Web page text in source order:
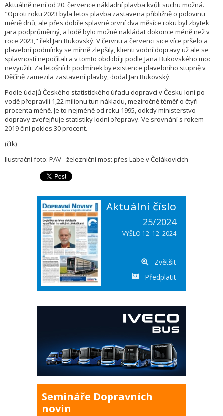
Aktuálně není od 20. července nákladní plavba kvůli suchu možná.
"Oproti roku 2023 byla letos plavba zastavena přibližně o polovinu
méně dnů, ale přes dobře splavné první dva měsíce roku byl zbytek
jara podprůměrný, a lodě bylo možné nakládat dokonce méně než v
roce 2023," řekl Jan Bukovský. V červnu a červenci sice více pršelo a
plavební podmínky se mírně zlepšily, klienti vodní dopravy už ale se
splavností nepočítali a v tomto období ji podle Jana Bukovského moc
nevyužili. Za letošních podmínek by existence plavebního stupně v
Děčíně zamezila zastavení plavby, dodal Jan Bukovský.
Podle údajů Českého statistického úřadu dopravci v Česku loni po
vodě přepravili 1,22 milionu tun nákladu, meziročně téměř o čtyři
procenta méně. Je to nejméně od roku 1995, odkdy ministerstvo
dopravy zveřejňuje statistiky lodní přepravy. Ve srovnání s rokem
2019 činí pokles 30 procent.
(čtk)
Ilustrační foto: PAV - železniční most přes Labe v Čelákovicích
Aktuální číslo
25/2024
VYŠLO 12. 12. 2024
Zvětšit
Předplatit
Semináře Dopravních
novin